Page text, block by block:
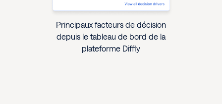
Principaux facteurs de décision
depuis le tableau de bord de la
plateforme Diffly